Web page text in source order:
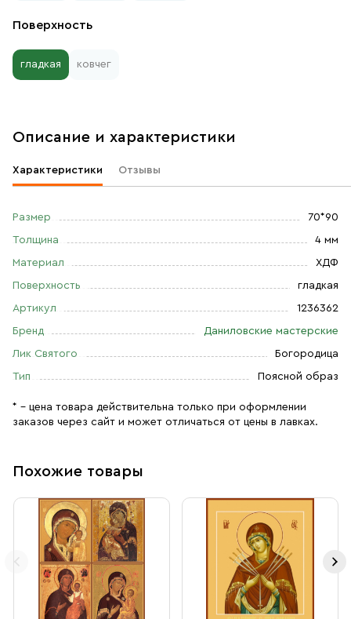
Поверхность
гладкая ковчег
Описание и характеристики
Характеристики Отзывы
Размер 70*90
Толщина 4 мм
Материал ХДФ
Поверхность гладкая
Артикул 1236362
Бренд Даниловские мастерские
Лик Святого Богородица
Тип Поясной образ
* – цена товара действительна только при оформлении
заказов через сайт и может отличаться от цены в лавках.
Похожие товары